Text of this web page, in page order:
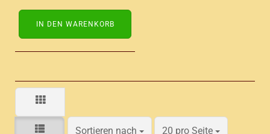
IN DEN WARENKORB
Sortieren nach
Sortieren nach 20 pro Seite
pro Seite